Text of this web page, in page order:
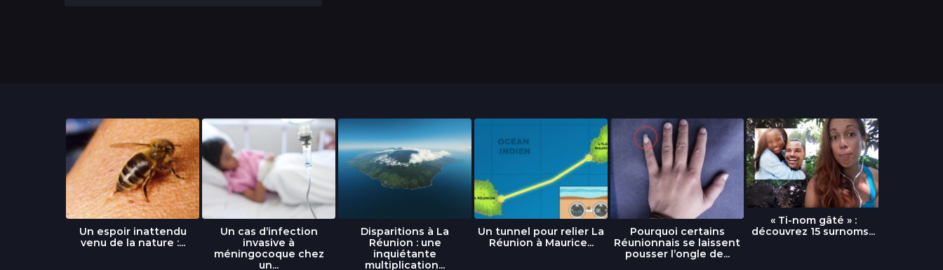
Un espoir inattendu
venu de la nature :...
Un cas d’infection
invasive à
méningocoque chez
un...
Disparitions à La
Réunion : une
inquiétante
multiplication...
Un tunnel pour relier La
Réunion à Maurice...
Pourquoi certains
Réunionnais se laissent
pousser l’ongle de...
« Ti-nom gâté » :
découvrez 15 surnoms...